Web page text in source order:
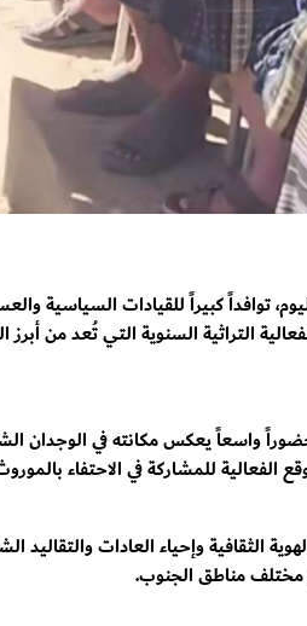
توافداً كبيراً للقيادات السياسية
التراثية السنوية التي تُعد من
واسعاً يعكس مكانته في الوجدان
الفعالية للمشاركة في الاحتفاء
الثقافية وإحياء العادات
مناطق الجنوب.